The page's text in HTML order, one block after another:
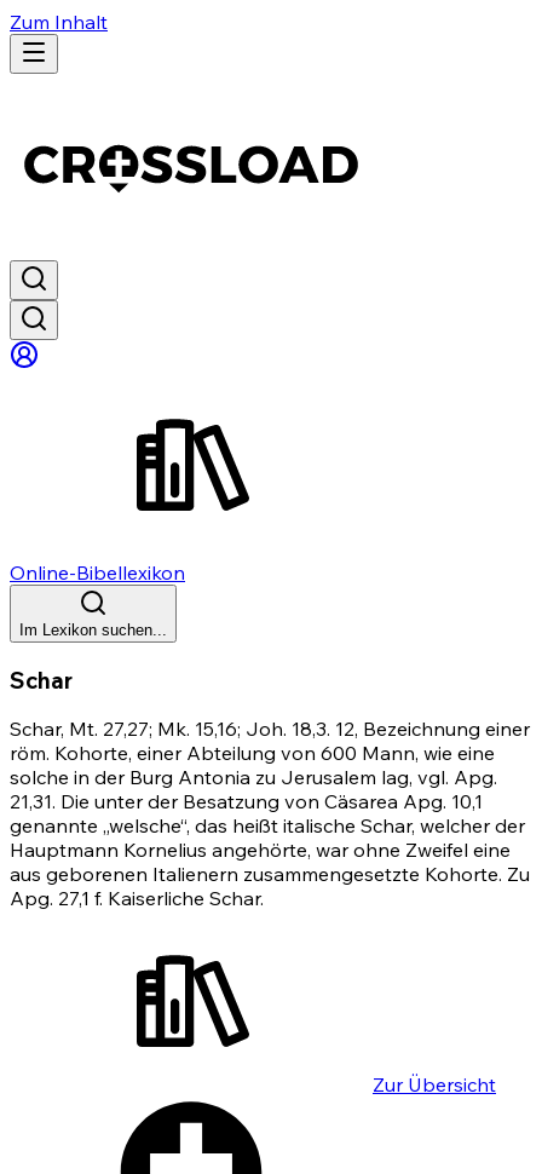
Zum Inhalt
Online-Bibellexikon
Im Lexikon suchen...
Schar
Schar, Mt. 27,27; Mk. 15,16; Joh. 18,3. 12, Bezeichnung einer
röm. Kohorte, einer Abteilung von 600 Mann, wie eine
solche in der Burg Antonia zu Jerusalem lag, vgl. Apg.
21,31. Die unter der Besatzung von Cäsarea Apg. 10,1
genannte „welsche“, das heißt italische Schar, welcher der
Hauptmann Kornelius angehörte, war ohne Zweifel eine
aus geborenen Italienern zusammengesetzte Kohorte. Zu
Apg. 27,1 f. Kaiserliche Schar.
Zur Übersicht